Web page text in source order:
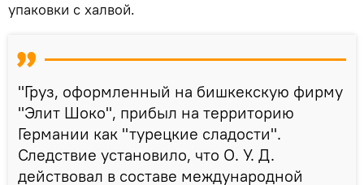
упаковки с халвой.
"Груз, оформленный на бишкекскую фирму
"Элит Шоко", прибыл на территорию
Германии как "турецкие сладости".
Следствие установило, что О. У. Д.
действовал в составе международной